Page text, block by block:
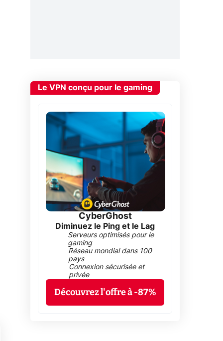
Le VPN conçu pour le gaming
CyberGhost
Diminuez le Ping et le Lag
Serveurs optimisés pour le
gaming
Réseau mondial dans 100
pays
Connexion sécurisée et
privée
Découvrez l'offre à -87%